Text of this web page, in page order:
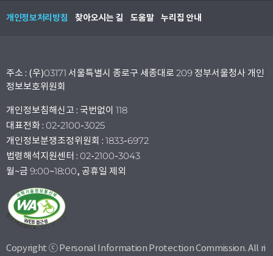
개인정보처리방침 찾아오시는 길 도움말 누리집 안내
주소 : (우)03171 서울특별시 종로구 세종대로 209 정부서울청사 개인
정보보호위원회
개인정보침해신고 : 국번없이 118
대표전화 : 02-2100-3025
개인정보분쟁조정위원회 : 1833-6972
법령해석지원센터 : 02-2100-3043
월~금 9:00~18:00, 공휴일 제외
Copyright ⓒ Personal Information Protection Commission. All ri